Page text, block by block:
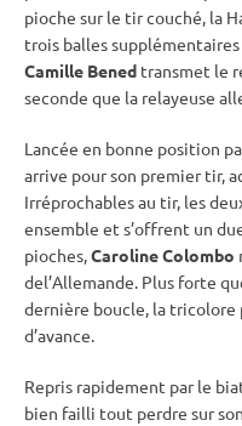
pioche sur le tircouché, la
trois balles
Camille Bened transmet le
seconde que la relayeuse
Lancée en bonne position
arrive pour son premier tir,
Irréprochables au tir, les
ensemble et s’offrent un
pioches,Caroline Colombo
del’Allemande. Plus forte
dernière boucle, la tricolore
d’avance.
Repris rapidement par le
bien failli tout perdre sur